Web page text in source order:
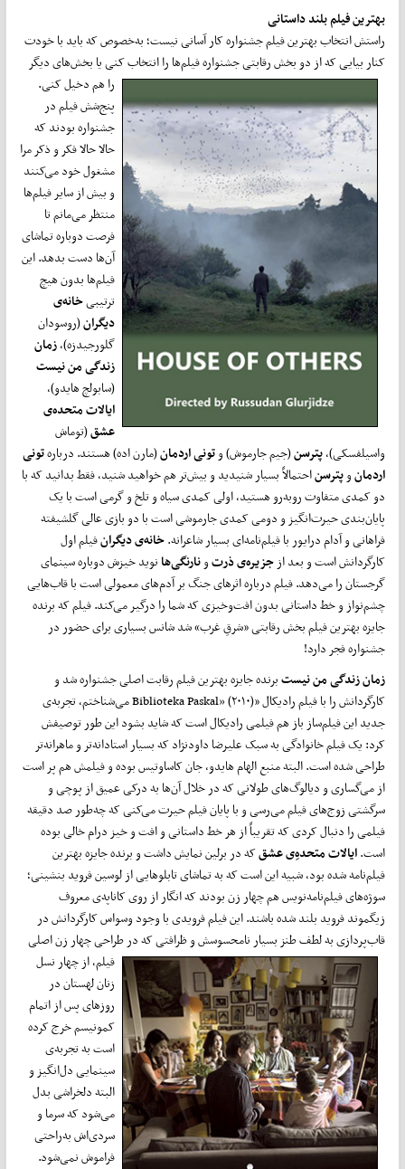
بهترین فیلم بلند داستانی
راستش انتخاب بهترین فیلم جشنواره کار آسانی نیست؛ به‌خصوص که باید با خودت
کنار بیایی که از دو بخش رقابتی جشنوارهفیلم‌ها را انتخاب کنی یا بخش‌های دیگر
را هم دخیل کنی.
پنج‌شش فیلم در
جشنواره بودند که
حالا حالا فکر و ذکر مرا
مشغول خود می‌کنند
و بیش از سایر فیلم‌ها
منتظر می‌مانم تا
فرصت دوباره تماشای
آن‌ها دست بدهد. این
فیلم‌ها بدون هیچ
ترتیبیخانه‌ی
دیگران(روسودان
گلورجیدزه)،زمان
زندگی من نیست
(سابولچ هایدو)،
ایالات متحده‌ی
عشق(توماش
واسیلفسکی)،پترسن(جیم جارموش) وتونی اردمان(مارن اده) هستند. دربارهتونی
اردمانوپترسناحتمالاً بسیار شنیدید و بیش‌تر هم خواهید شنید، فقط بدانید که با
دو کمدی متفاوت روبه‌رو هستید، اولی کمدی سیاه و تلخ و گرمی است با یک
پایان‌بندی حیرت‌انگیز و دومی کمدی جارموشی است با دو بازی عالی گلشیفته
فراهانی و آدام درایور با فیلم‌نامه‌ای بسیار شاعرانه.خانه‌ی دیگرانفیلم اول
کارگردانش است و بعد از جزیره‌ی ذرتونارنگی‌هانوید خیزش دوباره سینمای
گرجستان را می‌دهد. فیلم درباره اثرهای جنگ بر آدم‌های معمولی است با قاب‌هایی
چشم‌نواز و خط داستانی بدون افت‌وخیزی که شما را درگیر می‌کند. فیلم که برنده
جایزه بهترین فیلم بخش رقابتی «شرقِ غرب» شد شانس بسیاری برای حضور در
جشنواره فجر دارد!
زمان زندگی من نیستبرنده جایزه بهترین فیلم رقابت اصلی جشنواره شد و
کارگردانش را با فیلم رادیکال «Biblioteka Paskal» (۲۰۱۰) می‌شناختم، تجربه‌ی
جدید این فیلم‌ساز باز هم فیلمی رادیکال است که شاید بشود این طور توصیفش
کرد: یک فیلم خانوادگی به سبک علیرضا داودنژاد که بسیار استادانه‌تر و ماهرانه‌تر
طراحی شده است. البته منبع الهام هایدو، جان کاساوتیس بوده و فیلمش هم پر است
از می‌گساری و دیالوگ‌های طولانی که در خلال آن‌ها به درکی عمیق از پوچی و
سرگشتی زوج‌های فیلم می‌رسی و با پایان فیلم حیرت می‌کنی که چه‌طور صد دقیقه
فیلمی را دنبال کردی که تقریباً از هر خط داستانی و افت و خیز درام خالی بوده
است.ایالات متحده‌ِی عشقکه در برلین نمایش داشت و برنده جایزه بهترین
فیلم‌نامه شده بود، شبیه این است که به تماشای تابلوهایی از لوسین فروید بنشینی؛
سوژه‌های فیلم‌نامه‌نویس هم چهار زن بودند که انگار از روی کاناپه‌ی معروف
زیگموند فروید بلند شده باشند. این فیلم فرویدی با وجود وسواس کارگردانش در
قاب‌پردازی به لطف طنز بسیار نامحسوسش و ظرافتی که در طراحی چهار زن اصلی
فیلم، از چهار نسل
زنان لهستان در
روزهای پس از اتمام
کمونیسم خرج کرده
است به تجربه‌ی
سینمایی دل‌انگیز و
البته دلخراشی بدل
می‌شود که سرما و
سردی‌اش به‌راحتی
فراموش نمی‌شود.